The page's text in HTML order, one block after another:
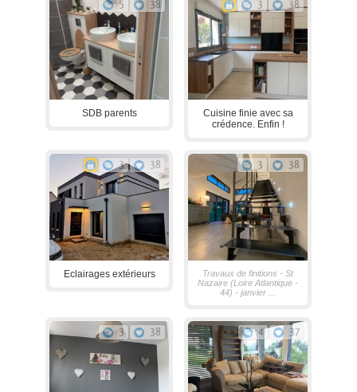
5 38
SDB parents
3 38
Cuisine finie avec sa
crédence. Enfin !
3 38
Eclairages extérieurs
3 38
Travaux de finitions - St
Nazaire (Loire Atlantique -
44) - janvier ...
3 38 4 37